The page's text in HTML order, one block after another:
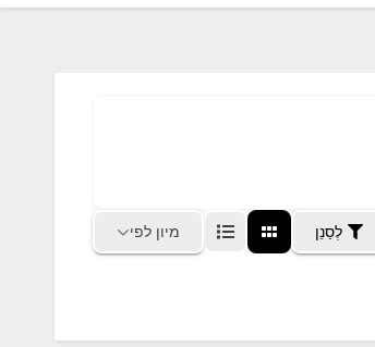
לְסַנֵן מיון לפי